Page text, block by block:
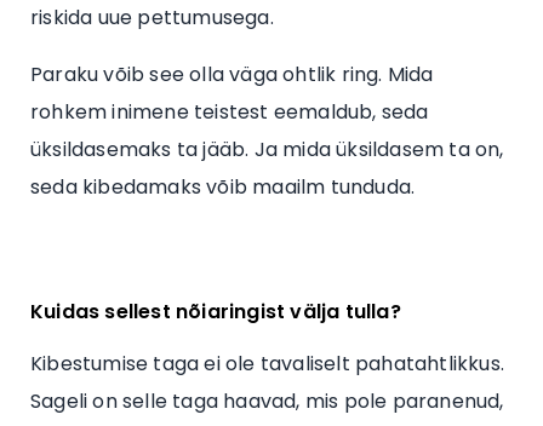
riskida uue pettumusega.
Paraku võib see olla väga ohtlik ring. Mida
rohkem inimene teistest eemaldub, seda
üksildasemaks ta jääb. Ja mida üksildasem ta on,
seda kibedamaks võib maailm tunduda.
Kuidas sellest nõiaringist välja tulla?
Kibestumise taga ei ole tavaliselt pahatahtlikkus.
Sageli on selle taga haavad, mis pole paranenud,